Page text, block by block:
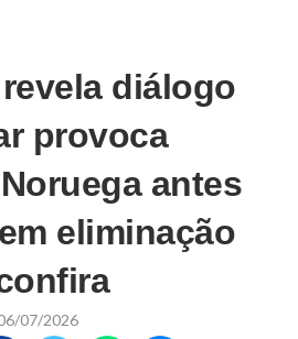
diálogo
provoca
antes
eliminação
07/2026